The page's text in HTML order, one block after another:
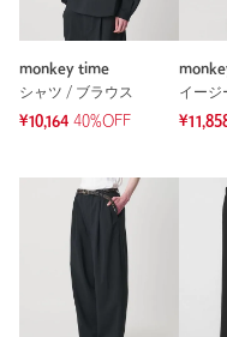
※レビューは、個人の主観によ
monkey time
シャツ / ブラウス
¥10,164 40%OFF
イージ